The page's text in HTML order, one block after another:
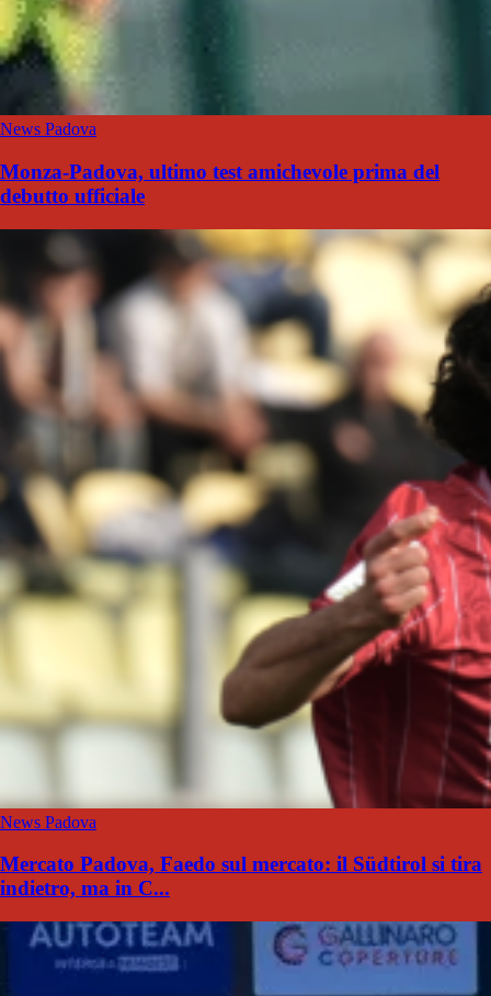
News Padova
Monza-Padova, ultimo test amichevole prima del
debutto ufficiale
News Padova
Mercato Padova, Faedo sul mercato: il Südtirol si tira
indietro, ma in C...